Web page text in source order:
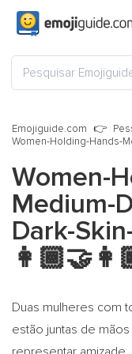
Emojiguide.com
Women-Holding-Hands-
Women-
Medium-
Dark-
Duas mulheres com
estão juntas de